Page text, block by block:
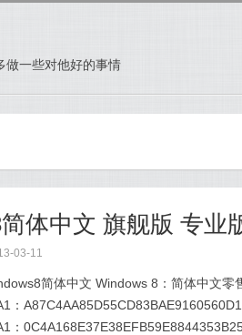
做一些对他好的事情
03-11
简体中文 Windows 8：简体中文
：
：